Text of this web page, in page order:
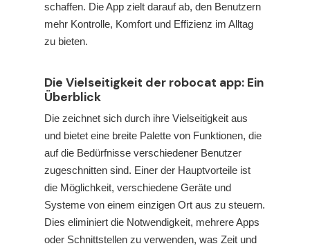
schaffen. Die App zielt darauf ab, den Benutzern
mehr Kontrolle, Komfort und Effizienz im Alltag
zu bieten.
Die Vielseitigkeit der robocat app: Ein
Überblick
Die zeichnet sich durch ihre Vielseitigkeit aus
und bietet eine breite Palette von Funktionen, die
auf die Bedürfnisse verschiedener Benutzer
zugeschnitten sind. Einer der Hauptvorteile ist
die Möglichkeit, verschiedene Geräte und
Systeme von einem einzigen Ort aus zu steuern.
Dies eliminiert die Notwendigkeit, mehrere Apps
oder Schnittstellen zu verwenden, was Zeit und